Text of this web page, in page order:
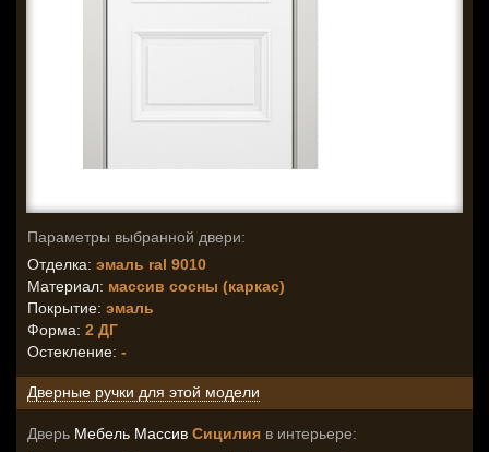
Параметры выбранной двери:
Отделка: эмаль ral 9010
Материал: массив сосны (каркас)
Покрытие: эмаль
Форма: 2 ДГ
Остекление: -
Дверные ручки для этой модели
Дверь Мебель Массив Сицилия в интерьере: